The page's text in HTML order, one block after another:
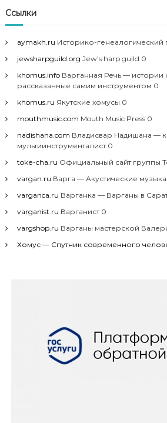
Ссылки
aymakh.ru Историко-генеалогический
jewsharpguild.org Jew’s harp guild 0
khomus.infoВарганная Речь — истории
рассказанные самим инструментом 0
khomus.ru Якутские хомусы 0
mouthmusic.com Mouth Music Press 0
nadishana.com Владисвар Надишана —
мультиинструменталист 0
toke-cha.ru Официальный сайт группы
vargan.ru Варга — Акустические
varganca.ru Варганка — Варганы в
varganist.ru Варганист 0
vargshop.ru Варганы мастерской
Хомус — Спутник современного